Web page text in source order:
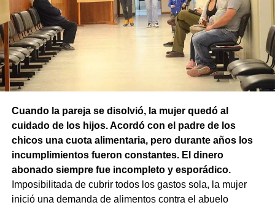
Cuando la pareja se disolvió, la mujer quedó al
cuidado de los hijos. Acordó con el padre de los
chicos una cuota alimentaria, pero durante años los
incumplimientos fueron constantes. El dinero
abonado siempre fue incompleto y esporádico.
Imposibilitada de cubrir todos los gastos sola, la mujer
inició una demanda de alimentos contra el abuelo